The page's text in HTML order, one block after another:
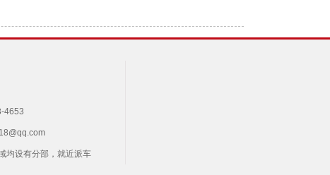
4653
均设有分部，就近派车